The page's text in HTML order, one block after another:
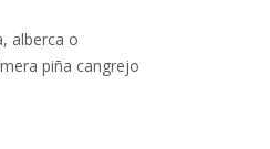
alberca o
piña cangrejo